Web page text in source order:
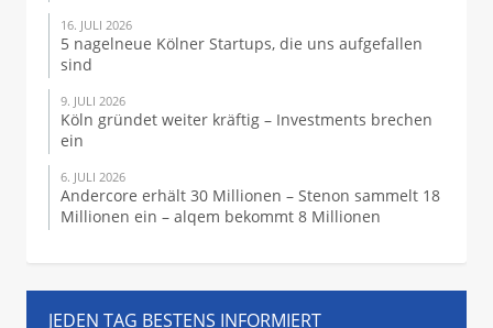
16. JULI 2026
5 nagelneue Kölner Startups, die uns aufgefallen
sind
9. JULI 2026
Köln gründet weiter kräftig – Investments brechen
ein
6. JULI 2026
Andercore erhält 30 Millionen – Stenon sammelt 18
Millionen ein – alqem bekommt 8 Millionen
JEDEN TAG BESTENS INFORMIERT